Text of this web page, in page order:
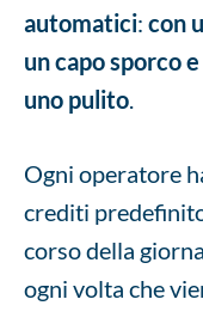
automatici: con
un capo sporco
uno pulito.
Ogni operatore
crediti
corso della
ogni volta che